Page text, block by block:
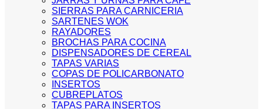
SIERRAS PARA CARNICERIA
SARTENES WOK
RAYADORES
BROCHAS PARA COCINA
DISPENSADORES DE CEREAL
TAPAS VARIAS
COPAS DE POLICARBONATO
INSERTOS
CUBREPLATOS
TAPAS PARA INSERTOS